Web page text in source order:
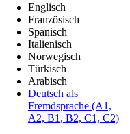
Englisch
Französisch
Spanisch
Italienisch
Norwegisch
Türkisch
Arabisch
Deutsch als
Fremdsprache (A1,
A2, B1, B2, C1, C2)